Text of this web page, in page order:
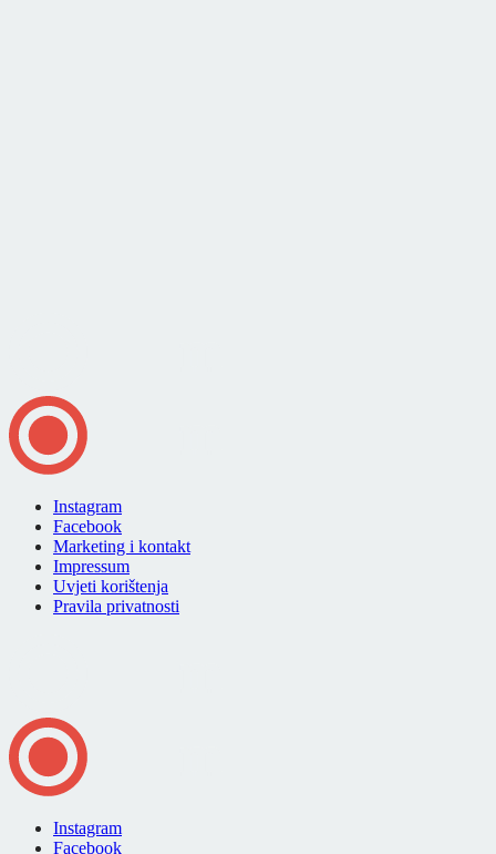
Instagram
Facebook
Marketing i kontakt
Impressum
Uvjeti korištenja
Pravila privatnosti
Instagram
Facebook